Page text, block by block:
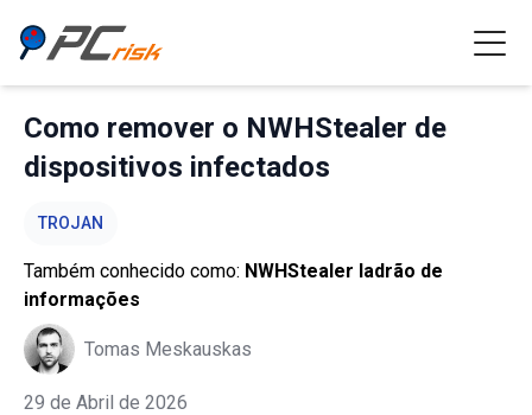
Como remover o NWHStealer de
dispositivos infectados
TROJAN
Também conhecido como: NWHStealer ladrão de
informações
Tomas Meskauskas
29 de Abril de 2026